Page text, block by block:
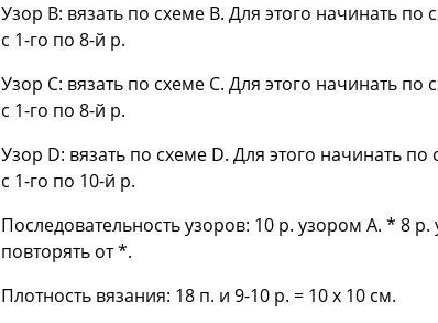
Узор В: вязать по схеме В. Для этого начинать
с 1-го по 8-й р.
Узор С: вязать по схеме С. Для этого начинать
с 1-го по 8-й р.
Узор D: вязать по схеме D. Для этого начинать
с 1-го по 10-й р.
Последовательность узоров: 10 р. узором А. * 8
повторять от *.
Плотность вязания: 18 п. и 9-10 р. = 10 х 10 см.